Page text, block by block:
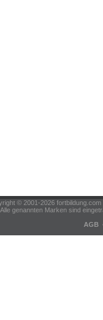
© 2001-2026
Alle genannten Marken sind
AGB